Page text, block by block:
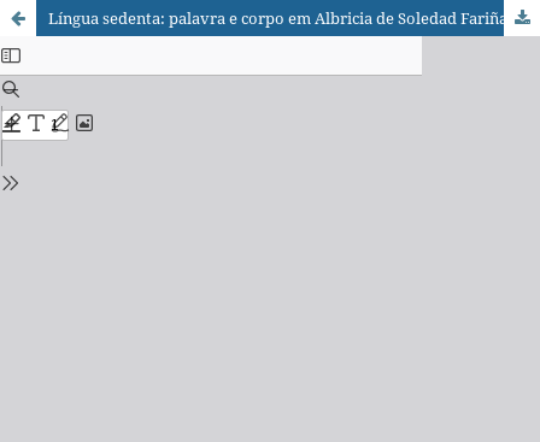
Língua sedenta: palavra e corpo em Albricia de Soledad Fariña